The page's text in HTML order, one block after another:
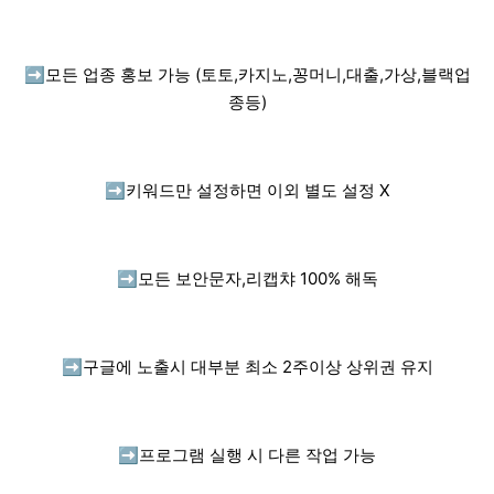
➡️ 모든 업종 홍보 가능 (토토,카지노,꽁머니,대출,가상,블랙업
종등)
➡️ 키워드만 설정하면 이외 별도 설정 X
➡️ 모든 보안문자,리캡챠 100% 해독
➡️ 구글에 노출시 대부분 최소 2주이상 상위권 유지
➡️ 프로그램 실행 시 다른 작업 가능